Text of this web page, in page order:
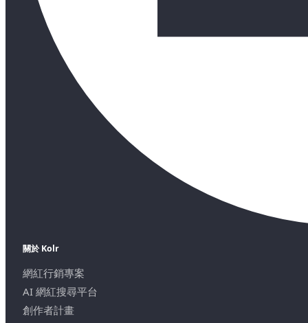
關於 Kolr
網紅行銷專案
AI 網紅搜尋平台
創作者計畫